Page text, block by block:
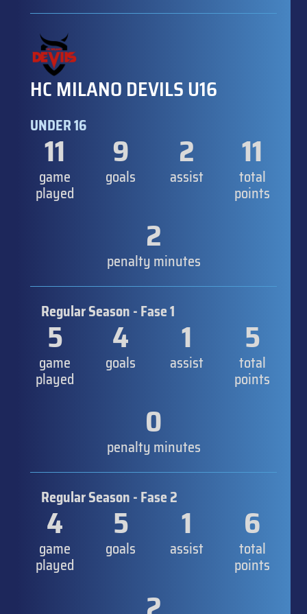
HC MILANO DEVILS U16
UNDER 16
11
game
played
9
goals
2
assist
11
total
points
2
penalty minutes
Regular Season - Fase 1
5
game
played
4
goals
1
assist
5
total
points
0
penalty minutes
Regular Season - Fase 2
4
game
played
5
goals
1
assist
6
total
points